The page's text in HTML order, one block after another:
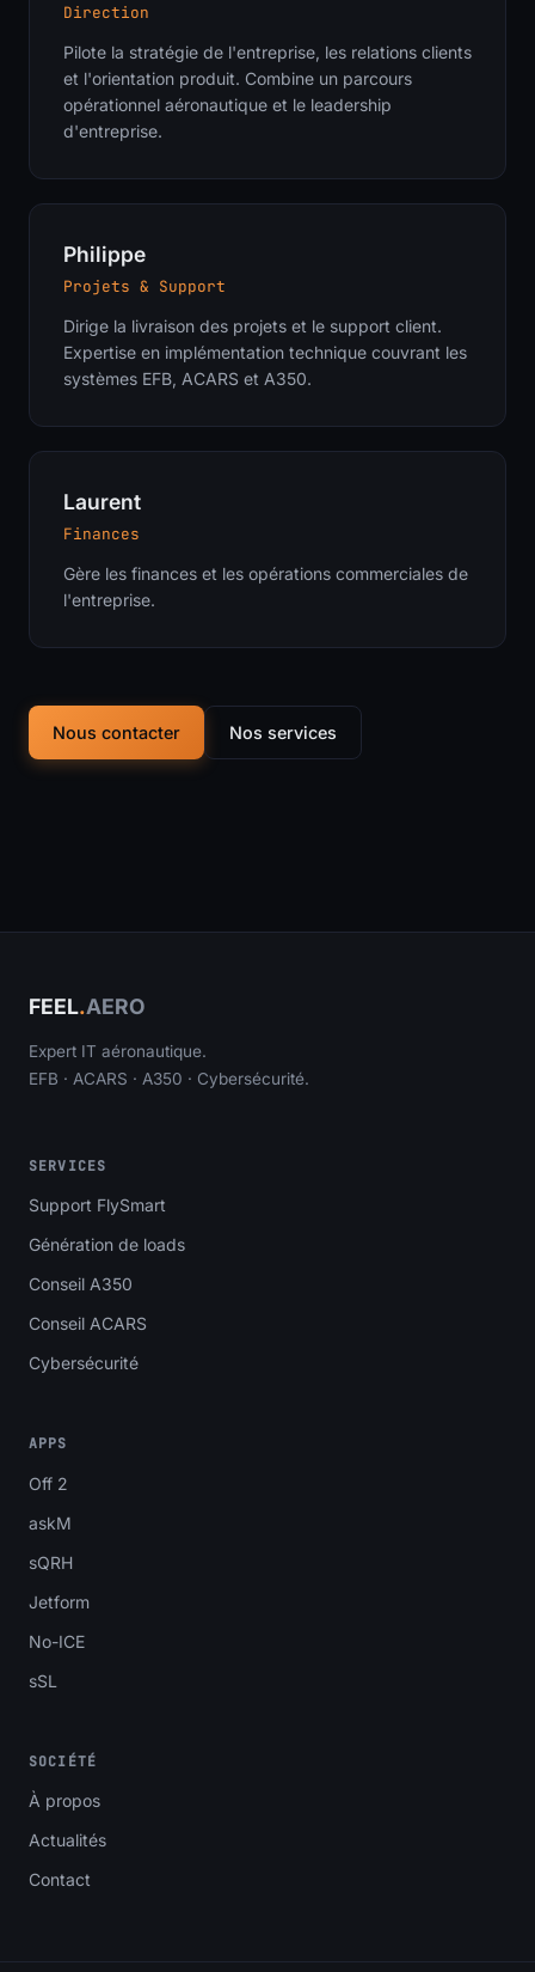
Direction
Pilote la stratégie de l'entreprise, les relations clients
et l'orientation produit. Combine un parcours
opérationnel aéronautique et le leadership
d'entreprise.
Philippe
Projets & Support
Dirige la livraison des projets et le support client.
Expertise en implémentation technique couvrant les
systèmes EFB, ACARS et A350.
Laurent
Finances
Gère les finances et les opérations commerciales de
l'entreprise.
Nous contacter Nos services
FEEL.AERO
Expert IT aéronautique.
EFB · ACARS · A350 · Cybersécurité.
SERVICES
Support FlySmart
Génération de loads
Conseil A350
Conseil ACARS
Cybersécurité
APPS
Off 2
askM
sQRH
Jetform
No-ICE
sSL
SOCIÉTÉ
À propos
Actualités
Contact